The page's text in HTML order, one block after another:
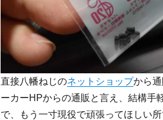
直接八幡ねじのネットショップから
ーカーHPからの通販と言え、結構手
で、もう一寸現役で頑張ってほしい